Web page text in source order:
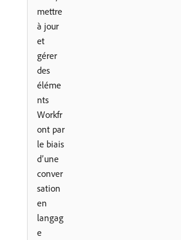
mettre
à jour
et
gérer
des
éléme
nts
Workfr
ont par
le biais
d’une
conver
sation
en
langag
e